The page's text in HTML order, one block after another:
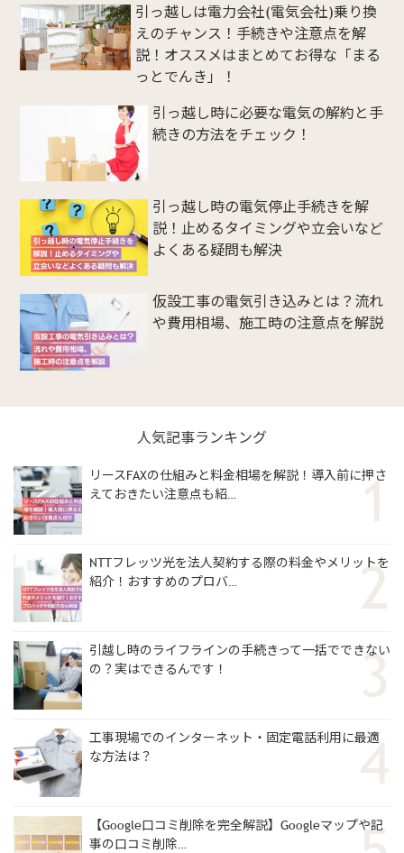
引っ越しは電力会社(電気会社)乗り換
えのチャンス！手続きや注意点を解
説！オススメはまとめてお得な「まる
っとでんき」！
引っ越し時に必要な電気の解約と手
続きの方法をチェック！
引っ越し時の電気停止手続きを解
説！止めるタイミングや立会いなど
よくある疑問も解決
仮設工事の電気引き込みとは？流れ
や費用相場、施工時の注意点を解説
人気記事ランキング
リースFAXの仕組みと料金相場を解説！導入前に押さ
えておきたい注意点も紹…
NTTフレッツ光を法人契約する際の料金やメリットを
紹介！おすすめのプロバ…
引越し時のライフラインの手続きって一括でできない
の？実はできるんです！
工事現場でのインターネット・固定電話利用に最適
な方法は？
【Google口コミ削除を完全解説】Googleマップや記
事の口コミ削除…